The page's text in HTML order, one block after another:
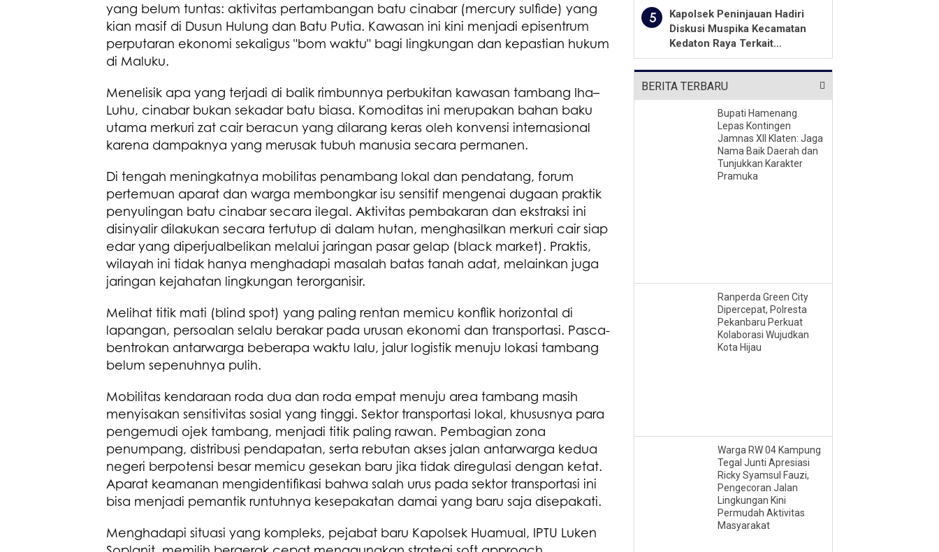
yang belum tuntas: aktivitas pertambangan batu cinabar (mercury sulfide) yang
kian masif di Dusun Hulung dan Batu Putia. Kawasan ini kini menjadi episentrum
perputaran ekonomi sekaligus "bom waktu" bagi lingkungan dan kepastian hukum
di Maluku.
Menelisik apa yang terjadi di balik rimbunnya perbukitan kawasan tambang Iha–
Luhu, cinabar bukan sekadar batu biasa. Komoditas ini merupakan bahan baku
utama merkuri zat cair beracun yang dilarang keras oleh konvensi internasional
karena dampaknya yang merusak tubuh manusia secara permanen.
Di tengah meningkatnya mobilitas penambang lokal dan pendatang, forum
pertemuan aparat dan warga membongkar isu sensitif mengenai dugaan praktik
penyulingan batu cinabar secara ilegal. Aktivitas pembakaran dan ekstraksi ini
disinyalir dilakukan secara tertutup di dalam hutan, menghasilkan merkuri cair siap
edar yang diperjualbelikan melalui jaringan pasar gelap (black market). Praktis,
wilayah ini tidak hanya menghadapi masalah batas tanah adat, melainkan juga
jaringan kejahatan lingkungan terorganisir.
Melihat titik mati (blind spot) yang paling rentan memicu konflik horizontal di
lapangan, persoalan selalu berakar pada urusan ekonomi dan transportasi. Pasca-
bentrokan antarwarga beberapa waktu lalu, jalur logistik menuju lokasi tambang
belum sepenuhnya pulih.
Mobilitas kendaraan roda dua dan roda empat menuju area tambang masih
menyisakan sensitivitas sosial yang tinggi. Sektor transportasi lokal, khususnya para
pengemudi ojek tambang, menjadi titik paling rawan. Pembagian zona
penumpang, distribusi pendapatan, serta rebutan akses jalan antarwarga kedua
negeri berpotensi besar memicu gesekan baru jika tidak diregulasi dengan ketat.
Aparat keamanan mengidentifikasi bahwa salah urus pada sektor transportasi ini
bisa menjadi pemantik runtuhnya kesepakatan damai yang baru saja disepakati.
Menghadapi situasi yang kompleks, pejabat baru Kapolsek Huamual, IPTU Luken
Pengawasan
5
Kapolsek Peninjauan Hadiri
Diskusi Muspika Kecamatan
Kedaton Raya Terkait
Sengketa Lahan Kelompok
Tani Dengan PT. GNS
BERITA TERBARU
Bupati Hamenang
Lepas Kontingen
Jamnas XII Klaten: Jaga
Nama Baik Daerah dan
Tunjukkan Karakter
Pramuka
Ranperda Green City
Dipercepat, Polresta
Pekanbaru Perkuat
Kolaborasi Wujudkan
Kota Hijau
Warga RW 04 Kampung
Tegal Junti Apresiasi
Ricky Syamsul Fauzi,
Pengecoran Jalan
Lingkungan Kini
Permudah Aktivitas
Masyarakat